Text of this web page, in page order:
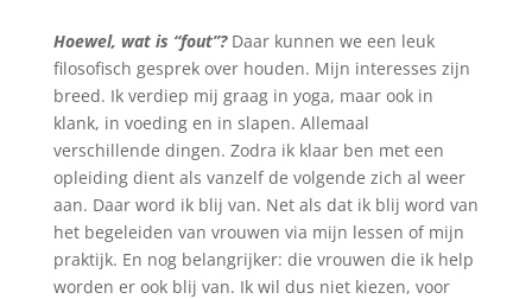
Hoewel, wat is “fout”?Daar kunnen we een leuk
filosofisch gesprek over houden. Mijn interesses zijn
breed. Ik verdiep mij graag in yoga, maar ook in
klank, in voeding en in slapen. Allemaal
verschillende dingen. Zodra ik klaar ben met een
opleiding dient als vanzelf de volgende zich al weer
aan. Daar word ik blij van. Net als dat ik blij word van
het begeleiden van vrouwen via mijn lessen of mijn
praktijk. En nog belangrijker: die vrouwen die ik help
worden er ook blij van. Ik wil dus niet kiezen, voor